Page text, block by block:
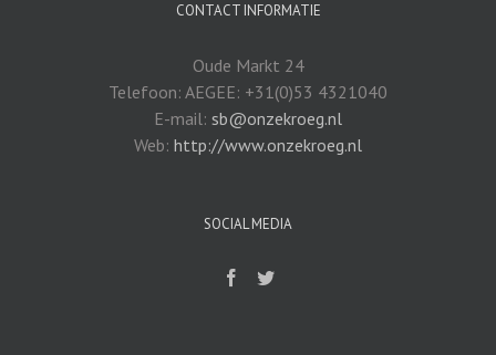
CONTACT INFORMATIE
Oude Markt 24
Telefoon: AEGEE: +31(0)53 4321040
E-mail: sb@onzekroeg.nl
Web: http://www.onzekroeg.nl
SOCIAL MEDIA